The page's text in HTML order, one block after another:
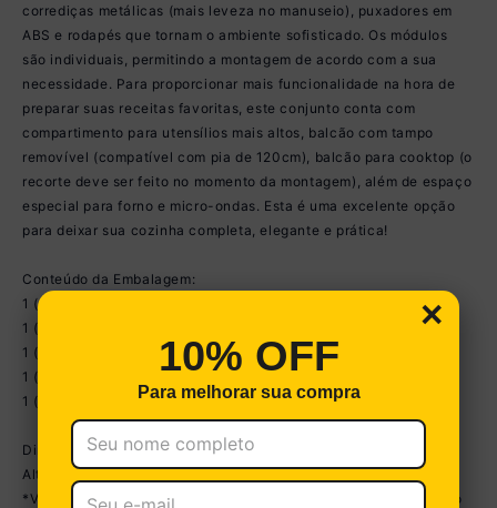
corrediças metálicas (mais leveza no manuseio), puxadores em
ABS e rodapés que tornam o ambiente sofisticado. Os módulos
são individuais, permitindo a montagem de acordo com a sua
necessidade. Para proporcionar mais funcionalidade na hora de
preparar suas receitas favoritas, este conjunto conta com
compartimento para utensílios mais altos, balcão com tampo
removível (compatível com pia de 120cm), balcão para cooktop (o
recorte deve ser feito no momento da montagem), além de espaço
especial para forno e micro-ondas. Esta é uma excelente opção
para deixar sua cozinha completa, elegante e prática!
Conteúdo da Embalagem:
1 (um) Armário Aéreo 120cm
1 (um) Balcão com Tampo 120cm
1 (um) Armário Aéreo com Porta Basculante 70cm
1 (um) Balcão com Tampo 70cm
1 (um) Armário para Forno e Micro-Ondas 62cm
Dimensões do produto montado:
Altura: 203cm | Largura: 252cm | Profundidade: 53cm
*Você pode consultar as medidas internas na imagem técnica do
×
10% OFF
Para melhorar sua compra